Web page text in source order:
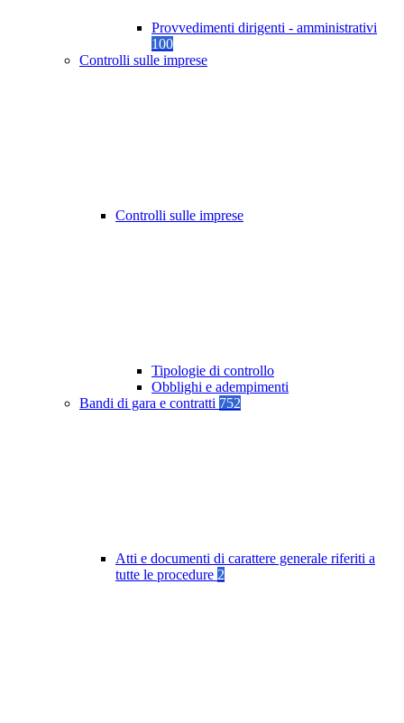
Provvedimenti dirigenti - amministrativi
100
Controlli sulle imprese
Controlli sulle imprese
Tipologie di controllo
Obblighi e adempimenti
Bandi di gara e contratti 752
Atti e documenti di carattere generale riferiti a
tutte le procedure 2